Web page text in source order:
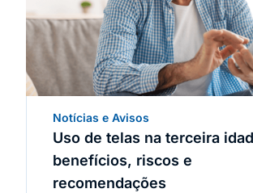
Notícias e Avisos
Uso de telas na terceira
benefícios, riscos e
recomendações